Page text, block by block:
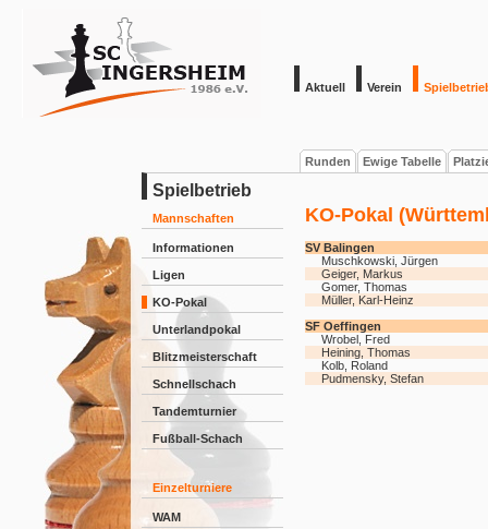
Aktuell Verein
Runden Ewige Tabelle
Spielbetrieb
Mannschaften
Informationen
Ligen
KO-Pokal
Unterlandpokal
Blitzmeisterschaft
Schnellschach
Tandemturnier
Fußball-Schach
Einzelturniere
WAM
KO-Pokal
SV Balingen
Muschkowski, Jürgen
Geiger, Markus
Gomer, Thomas
Müller, Karl-Heinz
SF Oeffingen
Wrobel, Fred
Heining, Thomas
Kolb, Roland
Pudmensky, Stefan